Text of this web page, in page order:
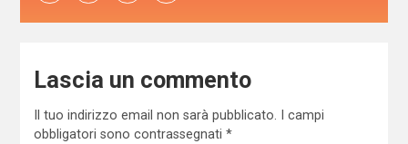
Lascia un commento
Il tuo indirizzo email non sarà pubblicato.
I campi
obbligatori sono contrassegnati *